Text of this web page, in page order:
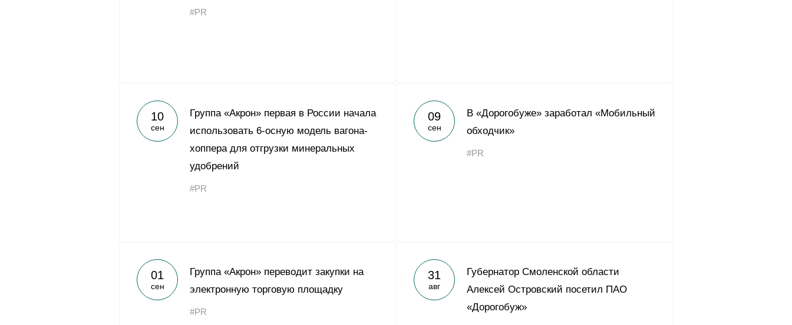
#PR
10
сен
Группа «Акрон» первая в России начала
использовать 6-осную модель вагона-
хоппера для отгрузки минеральных
удобрений
#PR
09
сен
В «Дорогобуже» заработал «Мобильный
обходчик»
#PR
01
сен
Группа «Акрон» переводит закупки на
электронную торговую площадку
#PR
31
авг
Губернатор Смоленской области
Алексей Островский посетил ПАО
«Дорогобуж»